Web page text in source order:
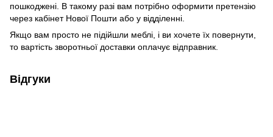
пошкоджені. В такому разі вам потрібно оформити претензію
через кабінет Нової Пошти або у відділенні.
Якщо вам просто не підійшли меблі, і ви хочете їх повернути,
то вартість зворотньої доставки оплачує відправник.
Відгуки